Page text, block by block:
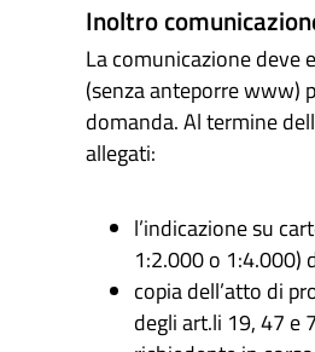
Inoltro
La comunicazione deve
(senza anteporre www)
domanda. Al termine
allegati:
l’indicazione su
1:2.000 o 1:4.000)
copia dell’atto di
degli art.li 19, 47 e